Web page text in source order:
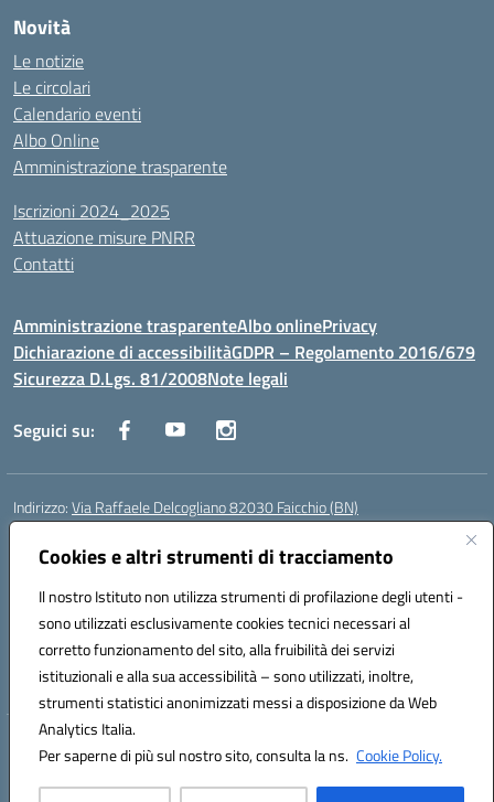
Cookies e altri strumenti di tracciamento
Il nostro Istituto non utilizza strumenti di profilazione degli utenti -
sono utilizzati esclusivamente cookies tecnici necessari al
corretto funzionamento del sito, alla fruibilità dei servizi
istituzionali e alla sua accessibilità – sono utilizzati, inoltre,
strumenti statistici anonimizzati messi a disposizione da Web
Analytics Italia.
Per saperne di più sul nostro sito, consulta la ns. Cookie Policy.
Novità
Le notizie
Le circolari
Calendario eventi
Albo Online
Amministrazione trasparente
Iscrizioni 2024_2025
Attuazione misure PNRR
Contatti
Amministrazione trasparenteAlbo onlinePrivacy
Dichiarazione di accessibilitàGDPR – Regolamento 2016/679
Sicurezza D.Lgs. 81/2008Note legali
Seguici su:
Indirizzo:Via Raffaele Delcogliano 82030 Faicchio (BN)
Centralino:
Posta elettronica certificata (PEC):bnis02300v@pec.istruzione.it
Codice fiscale: 90003320620
Codice meccanografico:BNIS02300V
Codice Indice delle Pubbliche Amministrazioni (IPA): istsc_bnis02300v
Codice unico di fatturazione (CUF): UFQEG8
Hosting & Powered by 3D Solution S.r.l.
Concept & Design by Designers Italia